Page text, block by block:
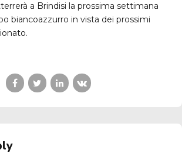
a Brindisi la prossima settimana
biancoazzurro in vista dei prossimi